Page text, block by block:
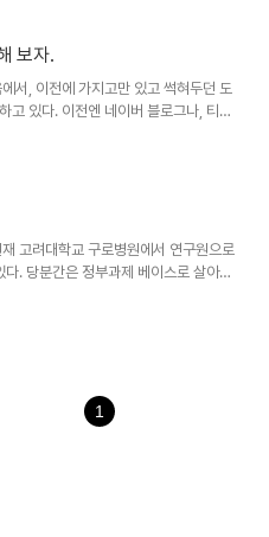
당시의 '동아리', '게시판' 의 입구를 꾸
에게 소소한 홈페이지..
보자.
서, 이전에 가지고만 있고 썩혀두던 도
고 있다. 이전엔 네이버 블로그나, 티스
용하여 블로그를 운영하고는 했는데..
수 있는 것 까지 있어 조금 놀랐다.
웹사이트에 대한 즐겨찾기, 바로가기..
고려대학교 구로병원에서 연구원으로
. 당분간은 정부과제 베이스로 살아가
진행하고 해서 연구교수 자리를 딸 수
의학위원의 카테고리 범주에 속하여,
1